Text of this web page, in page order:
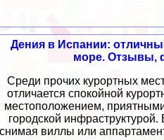
Дения в Испании:
море. Отзывы,
Среди прочих курортных
отличается спокойной
местоположением,
городской
снимая виллы или